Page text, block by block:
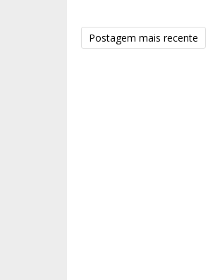
Postagem mais recente